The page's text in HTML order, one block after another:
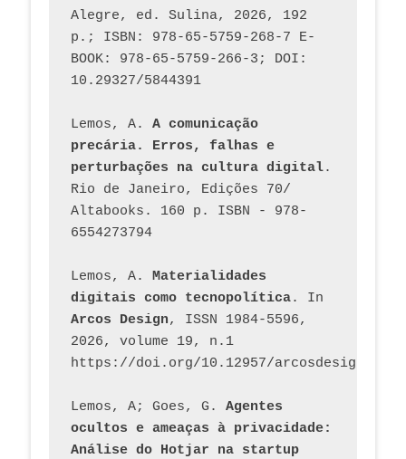
Alegre, ed. Sulina, 2026, 192
p.; ISBN: 978-65-5759-268-7 E-
BOOK: 978-65-5759-266-3; DOI:
10.29327/5844391
Lemos, A. A comunicação
precária. Erros, falhas e
perturbações na cultura digital.
Rio de Janeiro, Edições 70/
Altabooks. 160 p. ISBN - 978-
6554273794
Lemos, A. Materialidades
digitais como tecnopolítica
Arcos Design, ISSN 1984-5596,
2026, volume 19, n.1
https://doi.org/10.12957/
Lemos, A; Goes, G. Agentes
ocultos e ameaças à privacidade:
Análise do Hotjar na startup